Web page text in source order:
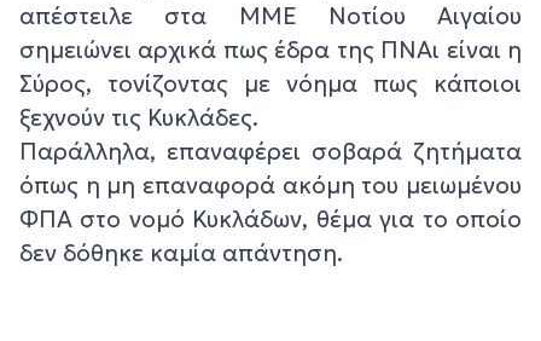
απέστειλε στα ΜΜΕ Νοτίου Αιγαίου
σημειώνει αρχικά πως έδρα της ΠΝΑι είναι η
Σύρος, τονίζοντας με νόημα πως κάποιοι
ξεχνούν τις Κυκλάδες.
Παράλληλα, επαναφέρει σοβαρά ζητήματα
όπως η μη επαναφορά ακόμη του μειωμένου
ΦΠΑ στο νομό Κυκλάδων, θέμα για το οποίο
δεν δόθηκε καμία απάντηση.